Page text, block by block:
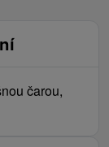
čarou,